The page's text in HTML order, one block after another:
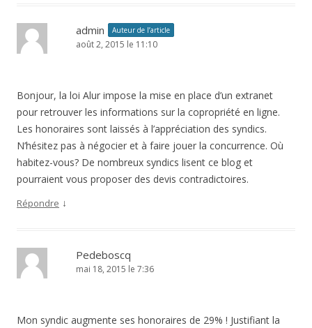
admin Auteur de l’article
août 2, 2015 le 11:10
Bonjour, la loi Alur impose la mise en place d’un extranet
pour retrouver les informations sur la copropriété en ligne.
Les honoraires sont laissés à l’appréciation des syndics.
N’hésitez pas à négocier et à faire jouer la concurrence. Où
habitez-vous? De nombreux syndics lisent ce blog et
pourraient vous proposer des devis contradictoires.
Répondre ↓
Pedeboscq
mai 18, 2015 le 7:36
Mon syndic augmente ses honoraires de 29% ! Justifiant la